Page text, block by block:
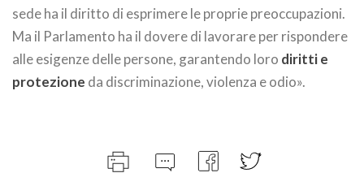
sede ha il diritto di esprimere le proprie preoccupazioni.
Ma il Parlamento ha il dovere di lavorare per rispondere
alle esigenze delle persone, garantendo loro diritti e
protezione da discriminazione, violenza e odio».